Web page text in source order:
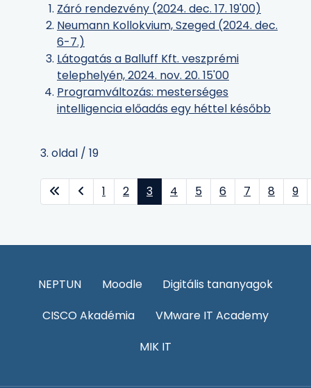
Záró rendezvény (2024. dec. 17. 19'00)
Neumann Kollokvium, Szeged (2024. dec.
6-7.)
Látogatás a Balluff Kft. veszprémi
telephelyén, 2024. nov. 20. 15'00
Programváltozás: mesterséges
intelligencia előadás egy héttel később
3. oldal / 19
1 2 3 4 5 6 7 8 9
NEPTUN Moodle
Digitális tananyagok
CISCO Akadémia
VMware IT Academy
MIK IT